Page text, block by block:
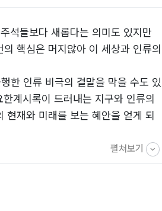
석들보다 새롭다는 의미도 있지만
핵심은 머지않아 이 세상과 인류의
한 인류 비극의 결말을 막을 수도 있
계시록이 드러내는 지구와 인류의
재와 미래를 보는 혜안을 얻게 되
펼쳐보기